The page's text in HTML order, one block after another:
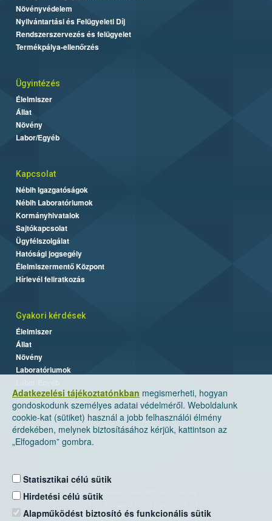
Adatkezelési tájékoztatónkban megismerheti, hogyan
gondoskodunk személyes adatai védelméről. Weboldalunk
cookie-kat (sütiket) használ a jobb felhasználói élmény
érdekében, melynek biztosításához kérjük, kattintson az
„Elfogadom” gombra.
Statisztikai célú sütik
Hirdetési célú sütik
Alapműködést biztosító és funkcionális sütik
Növényvédelem
Nyilvántartási és Felügyeleti Díj
Rendszerszervezés és felügyelet
Termékpálya-ellenőrzés
Ügyintézés
Élelmiszer
Állat
Növény
Labor/Egyéb
Kapcsolat
Nébih Igazgatóságok
Nébih Laboratóriumok
Kormányhivatalok
Sajtókapcsolat
Ügyfélszolgálat
Hatósági jogsegély
Élelmiszermentő Központ
Hírlevél feliratkozás
Gyakori kérdések
Élelmiszer
Állat
Növény
Laboratóriumok
Nemzeti Élelmiszerlánc-biztonsági Hivatal
Levelezési cím: 1525 Budapest. Pf. 30.